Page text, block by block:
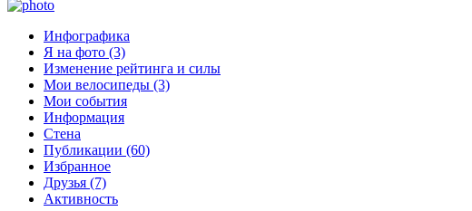
Инфографика
Я на фото (3)
Изменение рейтинга и силы
Мои велосипеды (3)
Мои события
Информация
Стена
Публикации (60)
Избранное
Друзья (7)
Активность